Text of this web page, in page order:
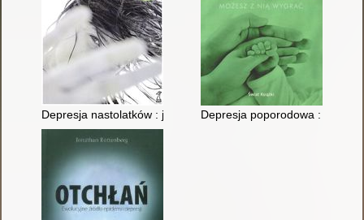
Depresja nastolatków : jak ją rozpoznać, zrozumieć i pokonać
Depresja poporodowa :